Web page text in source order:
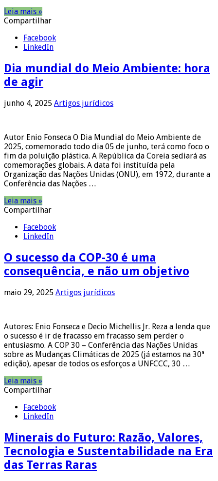
Leia mais »
Compartilhar
Facebook
LinkedIn
Dia mundial do Meio Ambiente: hora
de agir
junho 4, 2025 Artigos jurídicos
Autor Enio Fonseca O Dia Mundial do Meio Ambiente de
2025, comemorado todo dia 05 de junho, terá como foco o
fim da poluição plástica. A República da Coreia sediará as
comemorações globais. A data foi instituída pela
Organização das Nações Unidas (ONU), em 1972, durante a
Conferência das Nações …
Leia mais »
Compartilhar
Facebook
LinkedIn
O sucesso da COP-30 é uma
consequência, e não um objetivo
maio 29, 2025 Artigos jurídicos
Autores: Enio Fonseca e Decio Michellis Jr. Reza a lenda que
o sucesso é ir de fracasso em fracasso sem perder o
entusiasmo. A COP 30 – Conferência das Nações Unidas
sobre as Mudanças Climáticas de 2025 (já estamos na 30ª
edição), apesar de todos os esforços a UNFCCC, 30 …
Leia mais »
Compartilhar
Facebook
LinkedIn
Minerais do Futuro: Razão, Valores,
Tecnologia e Sustentabilidade na Era
das Terras Raras